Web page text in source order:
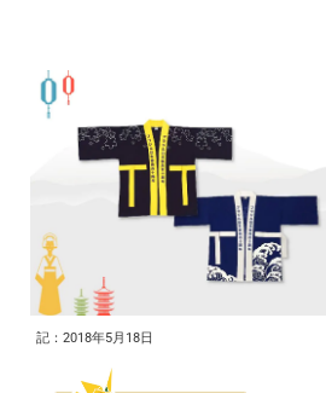
記：2018年5月18日